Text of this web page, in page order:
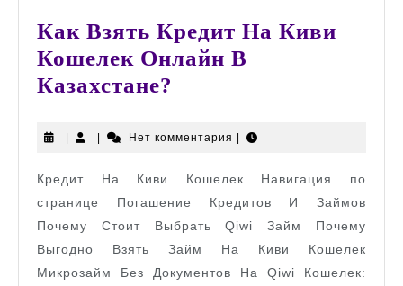
Как Взять Кредит На Киви
Кошелек Онлайн В
Казахстане?
Кредит
Киви
Кошелек
Онлайн
В
| | Нет комментария |
Кредит На Киви Кошелек Навигация по
странице Погашение Кредитов И Займов
Почему Стоит Выбрать Qiwi Займ Почему
Выгодно Взять Займ На Киви Кошелек
Микрозайм Без Документов На Qiwi Кошелек: